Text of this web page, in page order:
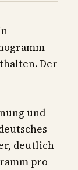
Der
und
deutlich
pro